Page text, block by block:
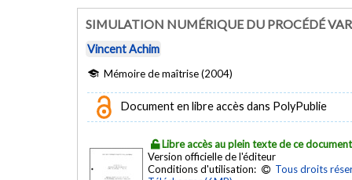
SIMULATION NUMÉRIQUE DU PROCÉDÉ
Vincent Achim
Mémoire de maîtrise (2004)
Document en libre accès dans PolyPublie
Libre accès au plein texte de ce document
Version officielle de l'éditeur
Conditions d'utilisation:
Tous droits